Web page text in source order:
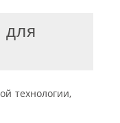
для
технологии,